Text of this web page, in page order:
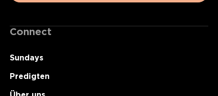
Connect
Sundays
Predigten